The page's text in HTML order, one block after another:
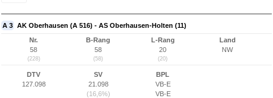
A 3 AK Oberhausen (A 516) - AS Oberhausen-Holten (11)
Nr.
58
(228)
B-Rang
58
(58)
L-Rang
20
(20)
Land
NW
DTV
127.098
SV
21.098
(16,6%)
BPL
VB-E
VB-E